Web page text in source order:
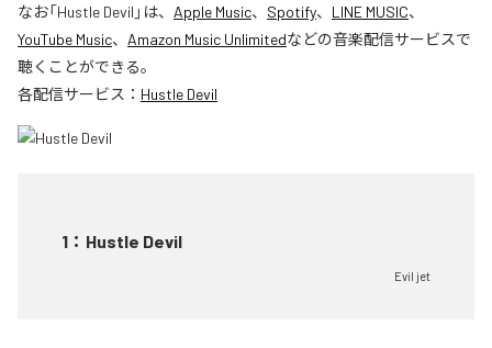
なお「Hustle Devil 」は、 Apple Music、 Spotify、 LINE MUSIC、
YouTube Music、 Amazon Music Unlimitedなどの音楽配信サービスで
聴くことができる。
各配信サービス： Hustle Devil
1 ： Hustle Devil
Evil jet